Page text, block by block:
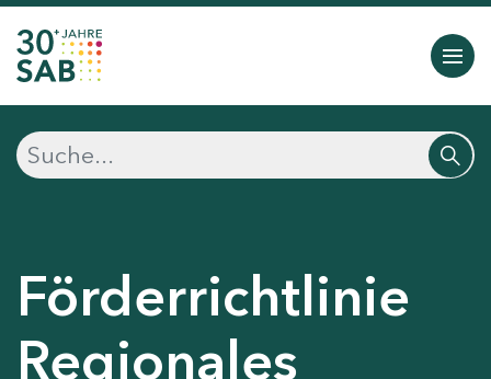
Förderrichtlinie
Regionales